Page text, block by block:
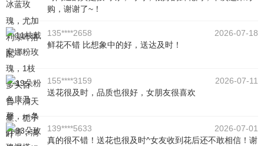
购，谢谢了~！
135****2658
2026-07-18
鲜花不错 比想象中的好，送达及时！
155****3159
2026-07-11
送花很及时，品质也很好，女朋友很喜欢
139****5633
2026-07-01
真的很不错！送花也很及时^女友收到花后还不敢相信！谢